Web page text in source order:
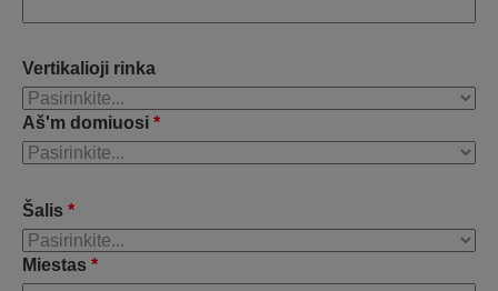
Vertikalioji rinka
Aš'm domiuosi *
Šalis *
Miestas *